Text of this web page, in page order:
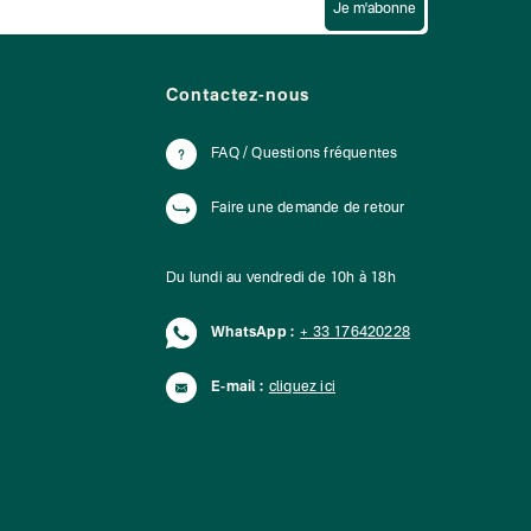
Je m'abonne
Contactez-nous
FAQ / Questions fréquentes
Faire une demande de retour
Du lundi au vendredi de 10h à 18h
WhatsApp : + 33 176420228
E-mail : cliquez ici